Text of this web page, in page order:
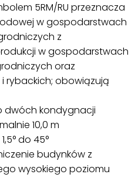
5RM/RU przeznacza
w gospodarstwach
z
w gospodarstwach
oraz
rybackich; obowiązują
dwóch kondygnacji
10,0 m
do 45°
budynków z
wysokiego poziomu